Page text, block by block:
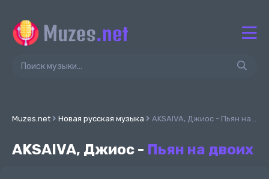
Muzes.net Новая русская музыка AKSAIVA, Джиос - Пьян на двоих
AKSAIVA, Джиос - Пьян на двоих